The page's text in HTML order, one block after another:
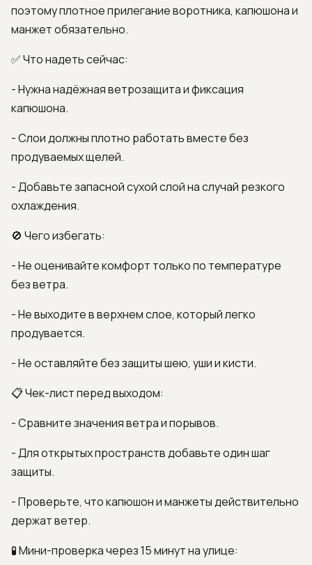
поэтому плотное прилегание воротника, капюшона и
манжет обязательно.
✅ Что надеть сейчас:
- Нужна надёжная ветрозащита и фиксация
капюшона.
- Слои должны плотно работать вместе без
продуваемых щелей.
- Добавьте запасной сухой слой на случай резкого
охлаждения.
🚫 Чего избегать:
- Не оценивайте комфорт только по температуре
без ветра.
- Не выходите в верхнем слое, который легко
продувается.
- Не оставляйте без защиты шею, уши и кисти.
📋 Чек-лист перед выходом:
- Сравните значения ветра и порывов.
- Для открытых пространств добавьте один шаг
защиты.
- Проверьте, что капюшон и манжеты действительно
держат ветер.
🧪 Мини-проверка через 15 минут на улице: